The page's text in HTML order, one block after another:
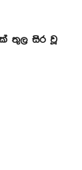
තුල සිර වූ